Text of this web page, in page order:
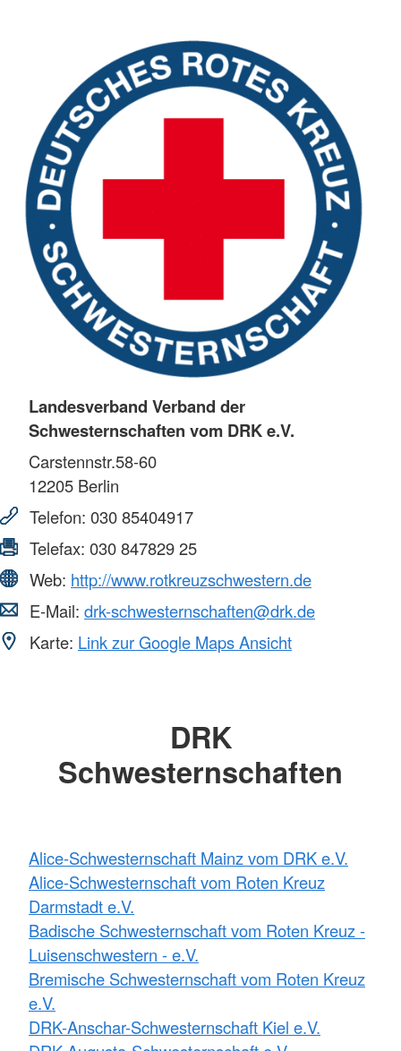
Landesverband Verband der
Schwesternschaften vom DRK e.V.
Carstennstr.58-60
12205 Berlin
Telefon: 030 85404917
Telefax: 030 847829 25
Web: http://www.rotkreuzschwestern.de
E-Mail: drk-schwesternschaften@drk.de
Karte: Link zur Google Maps Ansicht
DRK
Schwesternschaften
Alice-Schwesternschaft Mainz vom DRK e.V.
Alice-Schwesternschaft vom Roten Kreuz
Darmstadt e.V.
Badische Schwesternschaft vom Roten Kreuz -
Luisenschwestern - e.V.
Bremische Schwesternschaft vom Roten Kreuz
e.V.
DRK-Anschar-Schwesternschaft Kiel e.V.